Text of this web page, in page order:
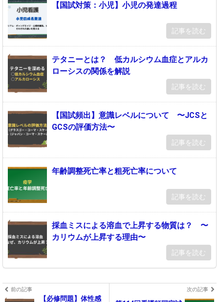
【国試対策：小児】小児の発達過程
記事を読む
テタニーとは？ 低カルシウム血症とアルカ
ローシスの関係を解説
記事を読む
【国試頻出】意識レベルについて 〜JCSと
GCSの評価方法〜
記事を読む
年齢調整死亡率と粗死亡率について
記事を読む
採血ミスによる溶血で上昇する物質は？ 〜
カリウムが上昇する理由〜
記事を読む
前の記事
【必修問題】体性感
次の記事